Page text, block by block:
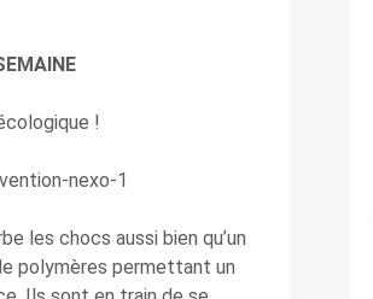
!
les chocs aussi bien qu’un
polymères permettant un